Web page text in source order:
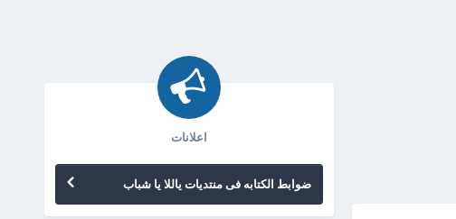
اعلانات
ضوابط الكتابه فى منتديات ياللا يا شباب